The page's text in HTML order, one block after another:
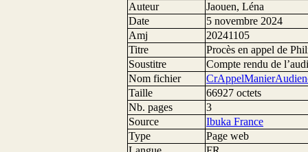
Auteur
Jaouen, Léna
Date
5 novembre 2024
Amj
20241105
Titre
Procès en appel de
Soustitre
Compte rendu de
Nom fichier
Taille
66927 octets
Nb. pages
3
Source
Ibuka France
Type
Page web